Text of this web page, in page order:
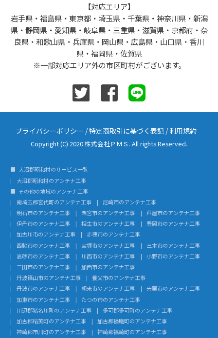
【対応エリア】
岩手県・福島県・東京都・埼玉県・千葉県・神奈川県・新潟
県・静岡県・愛知県・岐阜県・三重県・滋賀県・京都府・奈
良県・和歌山県・兵庫県・岡山県・広島県・山口県・香川
県・福岡県・佐賀県
※一部対応エリア外の市区町村がございます。
プライバシーポリシー /特定商取引に基づく表記 /利用規約
Copyright (C) 2020 株式会社ＰＭＳ. All rights Reserved.
大沼郡昭和村のサービス一覧
大沼郡昭和村のアンテナ工事
その他の地域のアンテナ工事
南埼玉郡宮代町のアンテナ工事
尼崎市のアンテナ工事
明石市のアンテナ工事
西宮市のアンテナ工事
芦屋市のアンテナ工事
伊丹市のアンテナ工事
相生市のアンテナ工事
豊岡市のアンテナ工事
加古川市のアンテナ工事
赤穂市のアンテナ工事
西脇市のアンテナ工事
宝塚市のアンテナ工事
三木市のアンテナ工事
高砂市のアンテナ工事
川西市のアンテナ工事
小野市のアンテナ工事
三田市のアンテナ工事
加西市のアンテナ工事
丹波篠山市のアンテナ工事
養父市のアンテナ工事
丹波市のアンテナ工事
朝来市のアンテナ工事
宍粟市のアンテナ工事
加東市のアンテナ工事
たつの市のアンテナ工事
川辺郡猪名川町のアンテナ工事
多可郡多可町のアンテナ工事
加古郡稲美町のアンテナ工事
加古郡播磨町のアンテナ工事
神崎郡市川町のアンテナ工事
神崎郡福崎町のアンテナ工事